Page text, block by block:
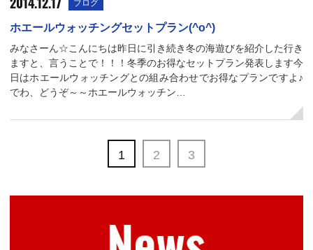
ブログ
ホエールウォッチングセットプラン(^o^)
みなさーん☆こんにちは昨日に引き続き冬の海遊びを紹介した行き
ますと、言うことで！！！冬季のお得なセットプラン発表します今
日はホエールウォッチングとの組み合わせでお得なプランですよ♪
でわ、どうぞ～～ホエールウォッチン…
1 2 3